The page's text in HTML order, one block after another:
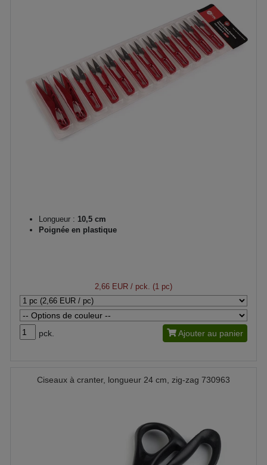
Longueur : 10,5 cm
Poignée en plastique
2,66 EUR / pck. (1 pc)
pck. Ajouter au panier
Ciseaux à cranter, longueur 24 cm, zig-zag 730963